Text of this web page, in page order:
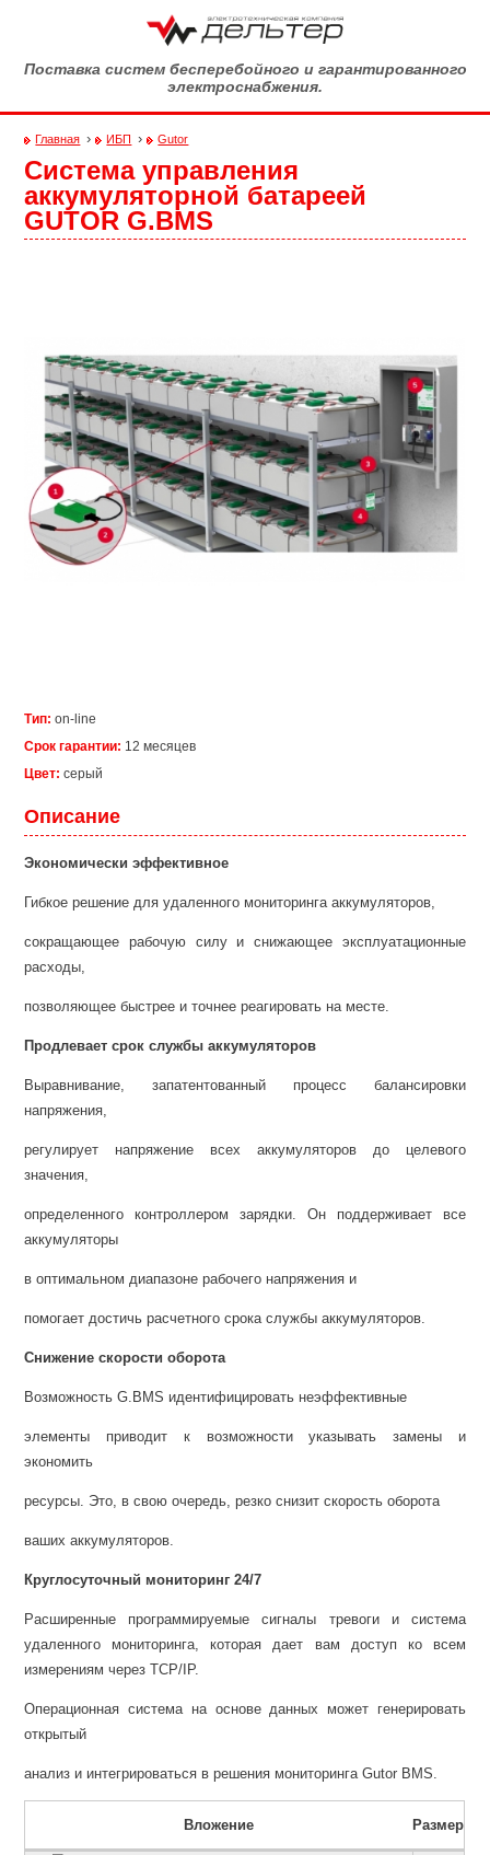
Поставка систем бесперебойного и гарантированного
электроснабжения.
Вы здесь
Главная › ИБП › Gutor
Система управления
аккумуляторной батареей
GUTOR G.BMS
Тип:on-line
Срок гарантии: 12 месяцев
Цвет:серый
Описание
Экономически эффективное
Гибкое решение для удаленного мониторинга аккумуляторов,
сокращающее рабочую силу и снижающее эксплуатационные
расходы,
позволяющее быстрее и точнее реагировать на месте.
Продлевает срок службы аккумуляторов
Выравнивание, запатентованный процесс балансировки
напряжения,
регулирует напряжение всех аккумуляторов до целевого
значения,
определенного контроллером зарядки. Он поддерживает все
аккумуляторы
в оптимальном диапазоне рабочего напряжения и
помогает достичь расчетного срока службы аккумуляторов.
Снижение скорости оборота
Возможность G.BMS идентифицировать неэффективные
элементы приводит к возможности указывать замены и
экономить
ресурсы. Это, в свою очередь, резко снизит скорость оборота
ваших аккумуляторов.
Круглосуточный мониторинг 24/7
Расширенные программируемые сигналы тревоги и система
удаленного мониторинга, которая дает вам доступ ко всем
измерениям через TCP/IP.
Операционная система на основе данных может генерировать
открытый
анализ и интегрироваться в решения мониторинга Gutor BMS.
Вложение Размер